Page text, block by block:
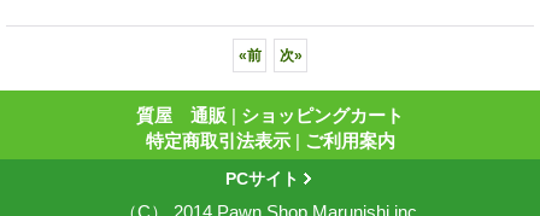
«前 次»
質屋 通販 | ショッピングカート
特定商取引法表示 | ご利用案内
PCサイト
（C） 2014 Pawn Shop Marunishi inc.